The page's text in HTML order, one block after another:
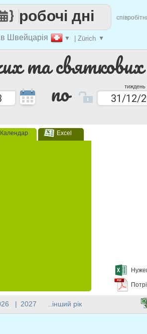
та святкових
по тиждень
Календар Excel
Швейцарія ▼ | Zürich ▼
робочі дні
| 2027 ..інший рік